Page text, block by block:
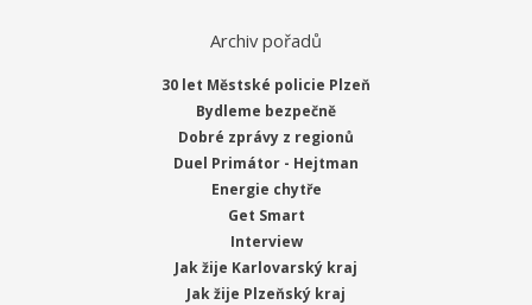
Archiv pořadů
30 let Městské policie Plzeň
Bydleme bezpečně
Dobré zprávy z regionů
Duel Primátor - Hejtman
Energie chytře
Get Smart
Interview
Jak žije Karlovarský kraj
Jak žije Plzeňský kraj